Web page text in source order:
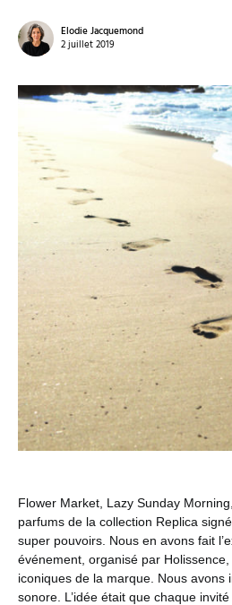
Elodie Jacquemond
2 juillet 2019
Flower Market, Lazy Sunday
parfums de la collection Replica
super pouvoirs. Nous en avons fait
événement, organisé par
iconiques de la marque. Nous avons
sonore. L’idée était que chaque